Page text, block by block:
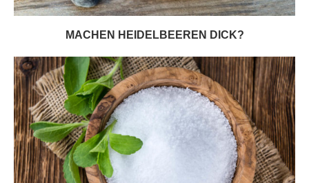
MACHEN HEIDELBEEREN DICK?